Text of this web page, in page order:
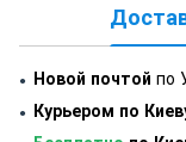
● Новой почтой по
● Курьером по